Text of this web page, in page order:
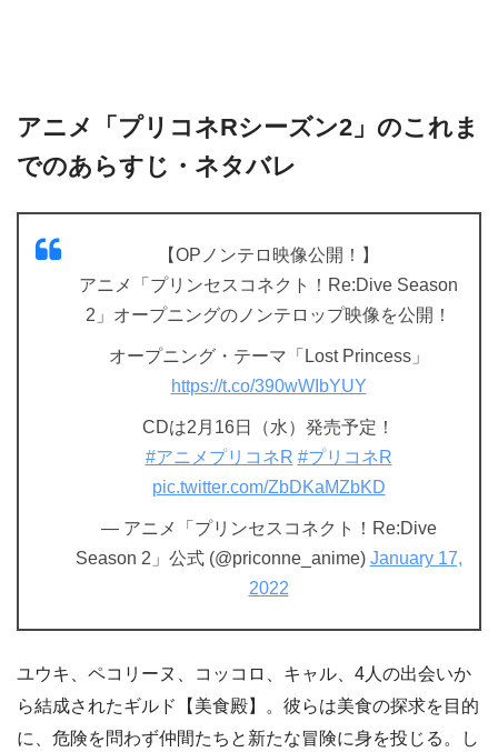
アニメ「プリコネRシーズン2」のこれま
でのあらすじ・ネタバレ
【OPノンテロ映像公開！】
アニメ「プリンセスコネクト！Re:Dive Season
2」オープニングのノンテロップ映像を公開！
オープニング・テーマ「Lost Princess」
https://t.co/390wWIbYUY
CDは2月16日（水）発売予定！
#アニメプリコネR #プリコネR
pic.twitter.com/ZbDKaMZbKD
— アニメ「プリンセスコネクト！Re:Dive
Season 2」公式 (@priconne_anime) January 17,
2022
ユウキ、ペコリーヌ、コッコロ、キャル、4人の出会いか
ら結成されたギルド【美食殿】。彼らは美食の探求を目的
に、危険を問わず仲間たちと新たな冒険に身を投じる。し